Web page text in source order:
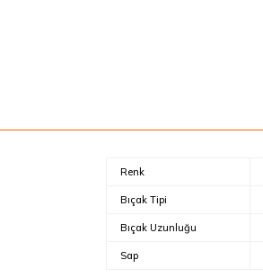
Renk
Bıçak Tipi
Bıçak Uzunluğu
Sap